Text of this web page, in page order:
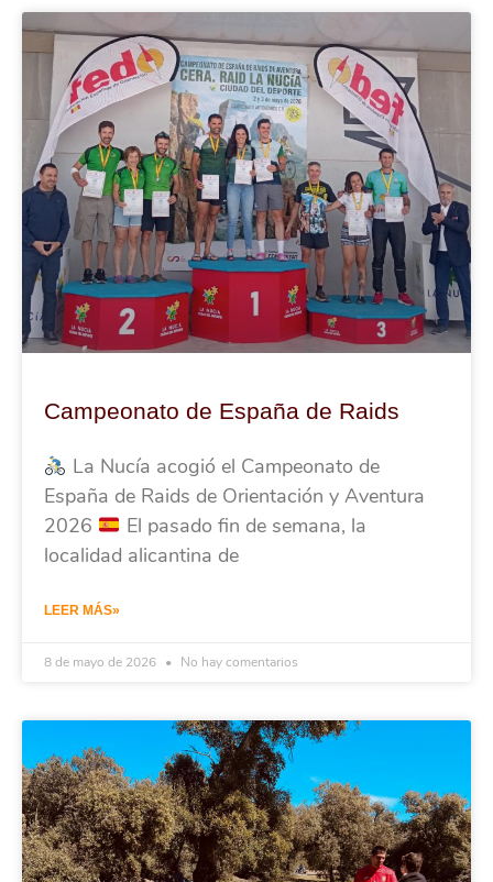
Campeonato de España de Raids
La Nucía acogió el Campeonato de
España de Raids de Orientación y Aventura
2026
El pasado fin de semana, la
localidad alicantina de
LEER MÁS»
8 de mayo de 2026 No hay comentarios